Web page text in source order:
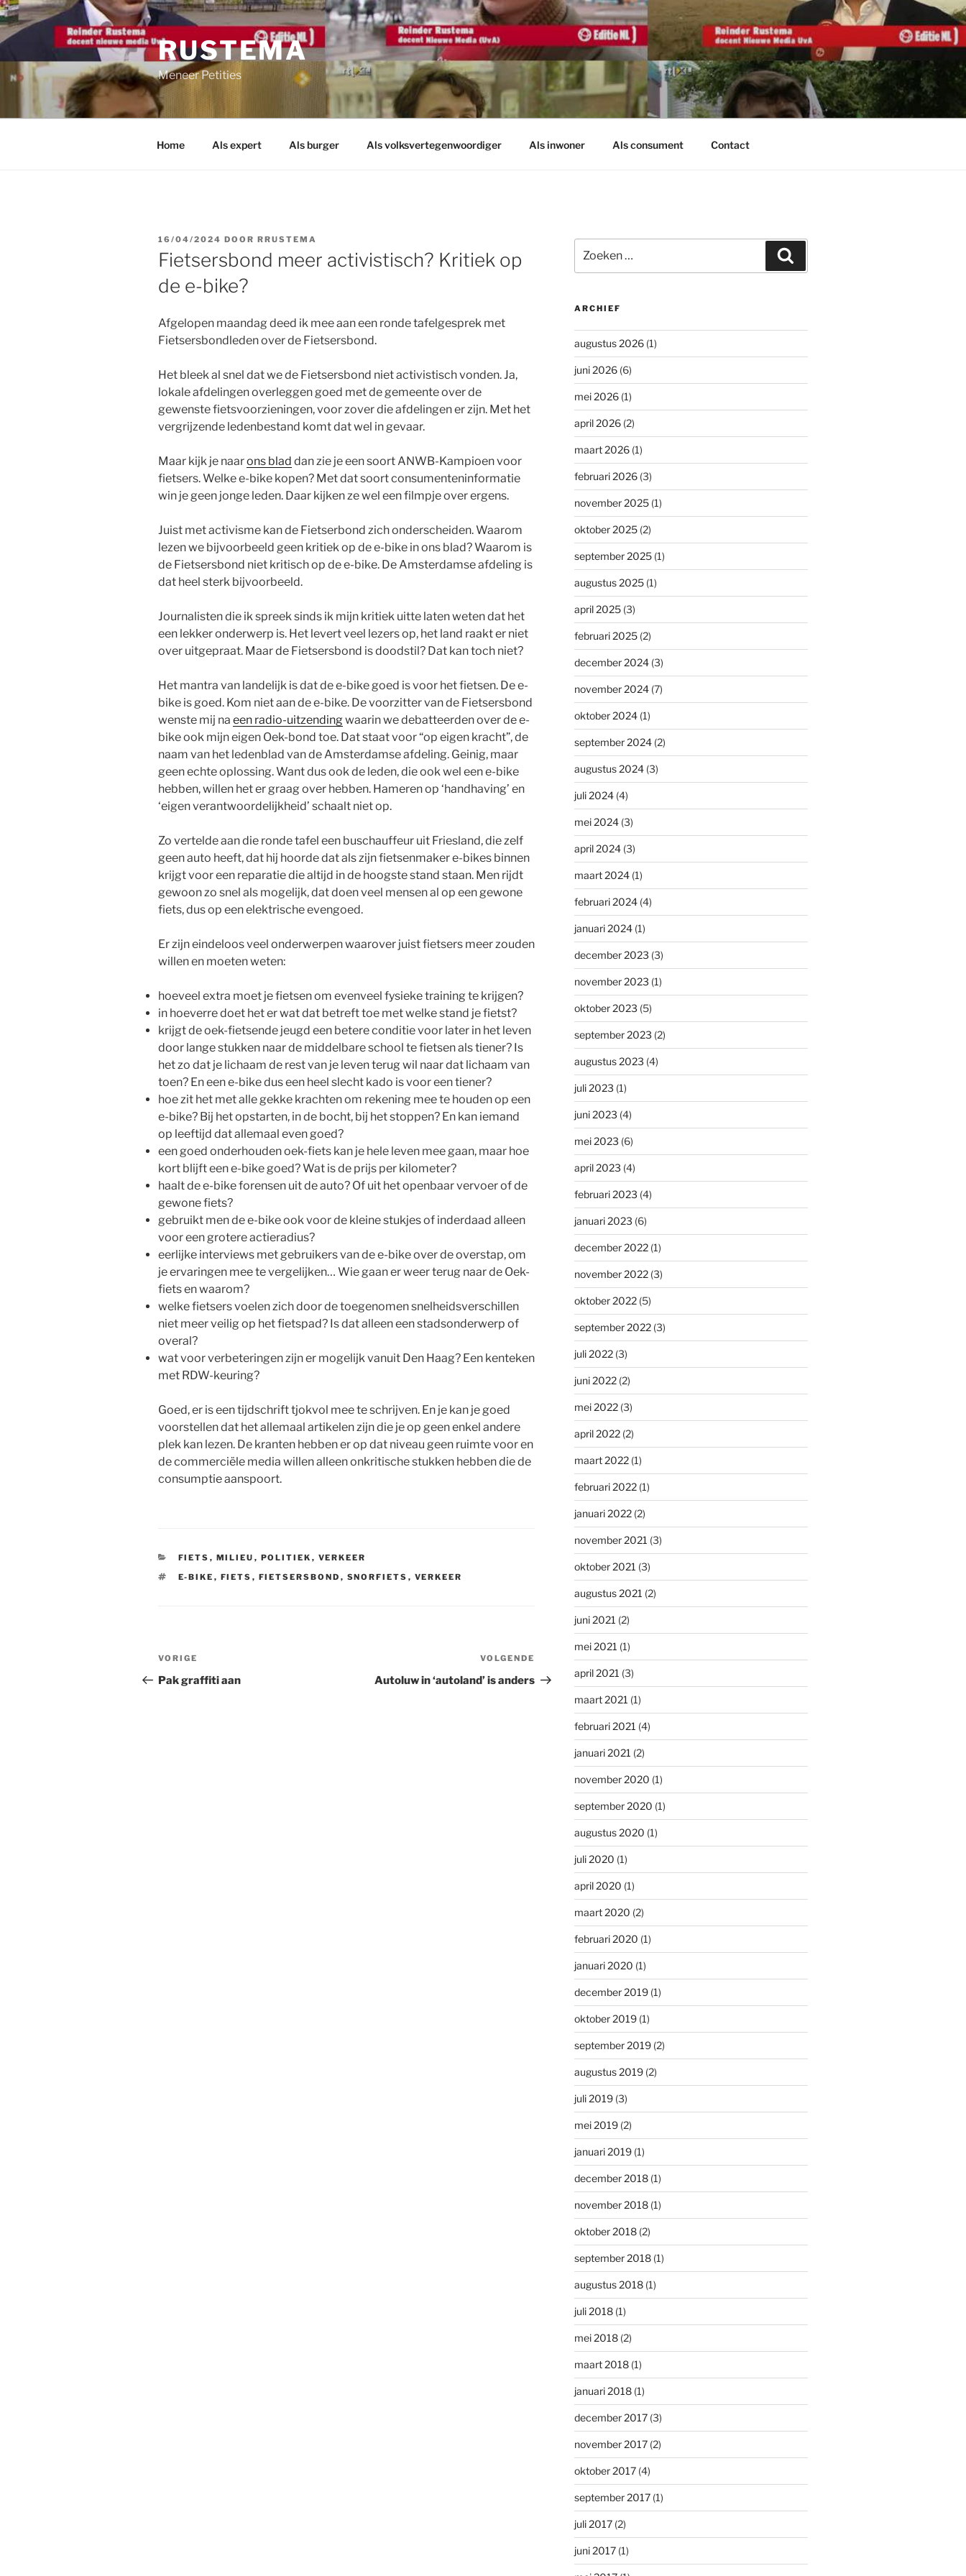
Ga
naar
de
inhoud
RUSTEMA
Meneer Petities
Home Als expert Als burger Als volksvertegenwoordiger Als inwoner Als consument Contact
GEPLAATST
OP
16/04/2024 DOOR RRUSTEMA
Fietsersbond meer activistisch? Kritiek op
de e-bike?
Afgelopen maandag deed ik mee aan een ronde tafelgesprek met
Fietsersbondleden over de Fietsersbond.
Het bleek al snel dat we de Fietsersbond niet activistisch vonden. Ja,
lokale afdelingen overleggen goed met de gemeente over de
gewenste fietsvoorzieningen, voor zover die afdelingen er zijn. Met het
vergrijzende ledenbestand komt dat wel in gevaar.
Maar kijk je naarons blad dan zie je een soort ANWB-Kampioen voor
fietsers. Welke e-bike kopen? Met dat soort consumenteninformatie
win je geen jonge leden. Daar kijken ze wel een filmpje over ergens.
Juist met activisme kan de Fietserbond zich onderscheiden. Waarom
lezen we bijvoorbeeld geen kritiek op de e-bike in ons blad? Waarom is
de Fietsersbond niet kritisch op de e-bike. De Amsterdamse afdeling is
dat heel sterk bijvoorbeeld.
Journalisten die ik spreek sinds ik mijn kritiek uitte laten weten dat het
een lekker onderwerp is. Het levert veel lezers op, het land raakt er niet
over uitgepraat. Maar de Fietsersbond is doodstil? Dat kan toch niet?
Het mantra van landelijk is dat de e-bike goed is voor het fietsen. De e-
bike is goed. Kom niet aan de e-bike. De voorzitter van de Fietsersbond
wenste mij na een radio-uitzendingwaarin we debatteerden over de e-
bike ook mijn eigen Oek-bond toe. Dat staat voor “op eigen kracht”, de
naam van het ledenblad van de Amsterdamse afdeling. Geinig, maar
geen echte oplossing. Want dus ook de leden, die ook wel een e-bike
hebben, willen het er graag over hebben. Hameren op ‘handhaving’ en
‘eigen verantwoordelijkheid’ schaalt niet op.
Zo vertelde aan die ronde tafel een buschauffeur uit Friesland, die zelf
geen auto heeft, dat hij hoorde dat als zijn fietsenmaker e-bikes binnen
krijgt voor een reparatie die altijd in de hoogste stand staan. Men rijdt
gewoon zo snel als mogelijk, dat doen veel mensen al op een gewone
fiets, dus op een elektrische evengoed.
Er zijn eindeloos veel onderwerpen waarover juist fietsers meer zouden
willen en moeten weten:
hoeveel extra moet je fietsen om evenveel fysieke training te krijgen?
in hoeverre doet het er wat dat betreft toe met welke stand je fietst?
krijgt de oek-fietsende jeugd een betere conditie voor later in het leven
door lange stukken naar de middelbare school te fietsen als tiener? Is
het zo dat je lichaam de rest van je leven terug wil naar dat lichaam van
toen? En een e-bike dus een heel slecht kado is voor een tiener?
hoe zit het met alle gekke krachten om rekening mee te houden op een
e-bike? Bij het opstarten, in de bocht, bij het stoppen? En kan iemand
op leeftijd dat allemaal even goed?
een goed onderhouden oek-fiets kan je hele leven mee gaan, maar hoe
kort blijft een e-bike goed? Wat is de prijs per kilometer?
haalt de e-bike forensen uit de auto? Of uit het openbaar vervoer of de
gewone fiets?
gebruikt men de e-bike ook voor de kleine stukjes of inderdaad alleen
voor een grotere actieradius?
eerlijke interviews met gebruikers van de e-bike over de overstap, om
je ervaringen mee te vergelijken… Wie gaan er weer terug naar de Oek-
fiets en waarom?
welke fietsers voelen zich door de toegenomen snelheidsverschillen
niet meer veilig op het fietspad? Is dat alleen een stadsonderwerp of
overal?
wat voor verbeteringen zijn er mogelijk vanuit Den Haag? Een kenteken
met RDW-keuring?
Goed, er is een tijdschrift tjokvol mee te schrijven. En je kan je goed
voorstellen dat het allemaal artikelen zijn die je op geen enkel andere
plek kan lezen. De kranten hebben er op dat niveau geen ruimte voor en
de commerciële media willen alleen onkritische stukken hebben die de
consumptie aanspoort.
CATEGORIEËN
FIETS , MILIEU , POLITIEK , VERKEER
TAGS
E-BIKE , FIETS , FIETSERSBOND , SNORFIETS , VERKEER
Bericht
navigatie
Vorig
bericht
VORIGE
Pak graffiti aan
Volgend
bericht
VOLGENDE
Autoluw in ‘autoland’ is anders
naar:
ARCHIEF
augustus 2026(1)
juni 2026(6)
mei 2026(1)
april 2026(2)
maart 2026(1)
februari 2026(3)
november 2025(1)
oktober 2025(2)
september 2025(1)
augustus 2025(1)
april 2025(3)
februari 2025(2)
december 2024(3)
november 2024(7)
oktober 2024(1)
september 2024(2)
augustus 2024(3)
juli 2024(4)
mei 2024(3)
april 2024(3)
maart 2024(1)
februari 2024(4)
januari 2024(1)
december 2023 (3)
november 2023 (1)
oktober 2023 (5)
september 2023 (2)
augustus 2023 (4)
juli 2023 (1)
juni 2023 (4)
mei 2023 (6)
april 2023 (4)
februari 2023 (4)
januari 2023 (6)
december 2022(1)
november 2022(3)
oktober 2022(5)
september 2022(3)
juli 2022(3)
juni 2022(2)
mei 2022(3)
april 2022(2)
maart 2022(1)
februari 2022(1)
januari 2022(2)
november 2021 (3)
oktober 2021 (3)
augustus 2021 (2)
juni 2021 (2)
mei 2021 (1)
april 2021 (3)
maart 2021 (1)
februari 2021 (4)
januari 2021 (2)
november 2020 (1)
september 2020 (1)
augustus 2020 (1)
juli 2020 (1)
april 2020 (1)
maart 2020 (2)
februari 2020 (1)
januari 2020 (1)
december 2019(1)
oktober 2019(1)
september 2019(2)
augustus 2019(2)
juli 2019(3)
mei 2019(2)
januari 2019(1)
december 2018(1)
november 2018(1)
oktober 2018(2)
september 2018(1)
augustus 2018(1)
juli 2018(1)
mei 2018(2)
maart 2018(1)
januari 2018(1)
december 2017(3)
november 2017(2)
oktober 2017(4)
september 2017(1)
juli 2017(2)
juni 2017(1)